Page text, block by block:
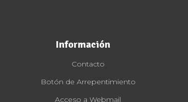
Información
Contacto
Botón de Arrepentimiento
Acceso a Webmail